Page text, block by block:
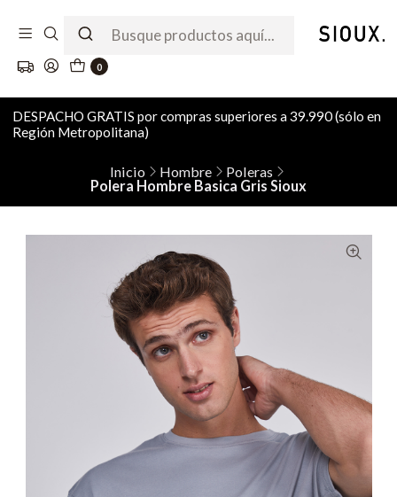
0
DESPACHO GRATIS por compras superiores a 39.990 (sólo en
Región Metropolitana)
Inicio Hombre
Poleras
Polera Hombre Basica Gris Sioux